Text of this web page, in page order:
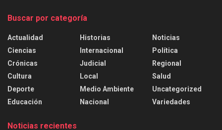
Buscar por categoría
Actualidad
Ciencias
Crónicas
Cultura
Deporte
Educación
Historias
Internacional
Judicial
Local
Medio Ambiente
Nacional
Noticias
Política
Regional
Salud
Uncategorized
Variedades
Noticias recientes